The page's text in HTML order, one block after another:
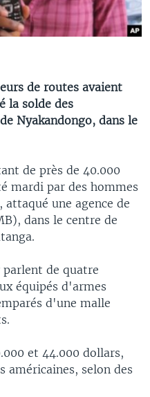
de routes avaient
la solde des
Nyakandongo, dans le
de près de 40.000
mardi par des hommes
une agence de
dans le centre de
parlent de quatre
équipés d'armes
d'une malle
et 44.000 dollars,
américaines, selon des